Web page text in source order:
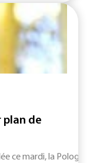
plan de
ce mardi, la